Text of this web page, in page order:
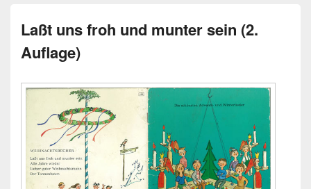
Laßt uns froh und munter sein (2.
Auflage)